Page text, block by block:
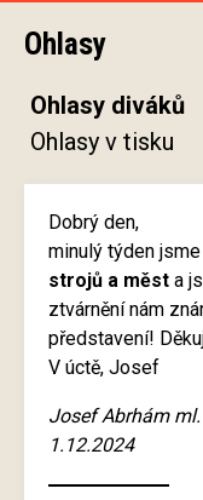
Ohlasy
Ohlasy diváků
Ohlasy v tisku
Dobrý den,
minulý týden
strojů a měst a
ztvárnění nám
představení!
V úctě, Josef
Josef Abrhám ml.
1.12.2024